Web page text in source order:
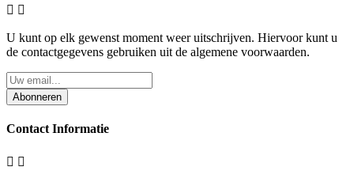
 
U kunt op elk gewenst moment weer uitschrijven. Hiervoor kunt u
de contactgegevens gebruiken uit de algemene voorwaarden.
Abonneren
Contact Informatie
 